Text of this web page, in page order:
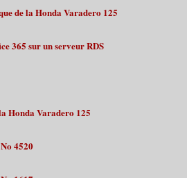
de la Honda Varadero 125
365 sur un serveur RDS
Honda Varadero 125
4520